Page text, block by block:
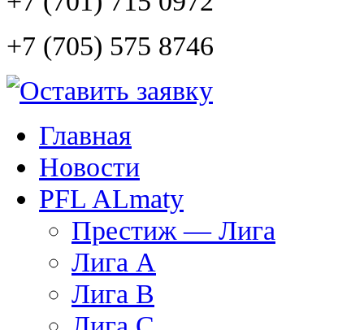
+7 (705) 575 8746
Главная
Новости
PFL ALmaty
Престиж — Лига
Лига А
Лига В